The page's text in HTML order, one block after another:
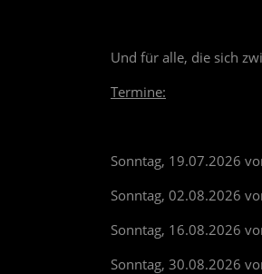
Und für alle, die sich
Termine:
Sonntag, 19.07.2026
Sonntag, 02.08.2026
Sonntag, 16.08.2026
Sonntag, 30.08.2026